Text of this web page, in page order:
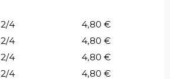
2/4
4,80 €
2/4
4,80 €
2/4
4,80 €
2/4
4,80 €